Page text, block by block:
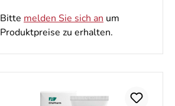
Bitte melden Sie sich an um
Produktpreise zu erhalten.